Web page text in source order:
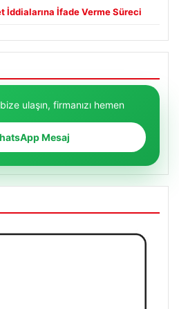
İddialarına İfade Verme Süreci
ulaşın, firmanızı hemen
Mesaj